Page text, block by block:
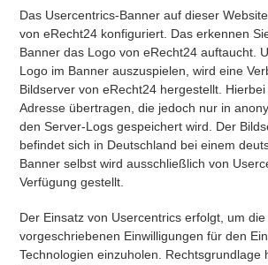
Das Usercentrics-Banner auf dieser
von eRecht24 konfiguriert. Das erkennen
Banner das Logo von eRecht24 auftaucht.
Logo im Banner auszuspielen, wird eine
Bildserver von eRecht24 hergestellt.
Adresse übertragen, die jedoch nur in
den Server-Logs gespeichert wird. Der
befindet sich in Deutschland bei einem
Banner selbst wird ausschließlich von
Verfügung gestellt.
Der Einsatz von Usercentrics erfolgt, um die
vorgeschriebenen Einwilligungen für den
Technologien einzuholen. Rechtsgrundlage